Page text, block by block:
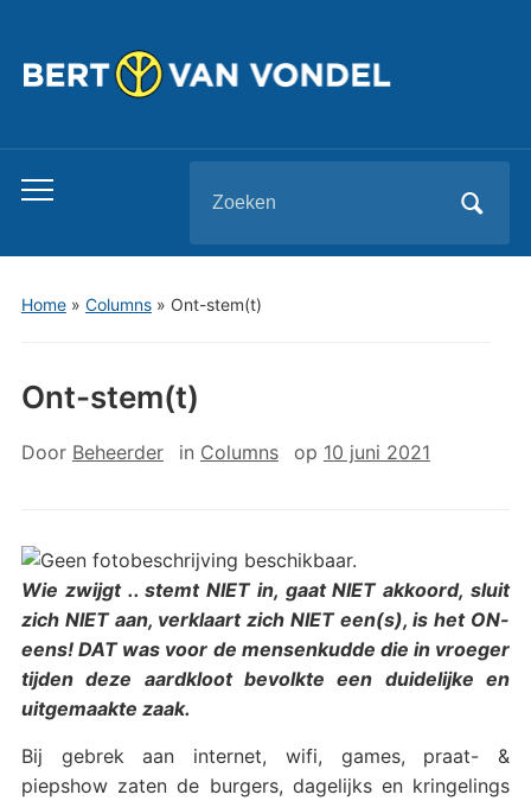
Toggle
menu
naar:
Home» Columns» Ont-stem(t)
Ont-stem(t)
Door Beheerder in Columns op 10 juni 2021
Wie zwijgt .. stemt NIET in, gaat NIET akkoord, sluit
zich NIET aan, verklaart zich NIET een(s), is het ON-
eens! DAT was voor de mensenkudde die in vroeger
tijden deze aardkloot bevolkte een duidelijke en
uitgemaakte zaak.
Bij gebrek aan internet, wifi, games, praat- &
piepshow zaten de burgers, dagelijks en kringelings